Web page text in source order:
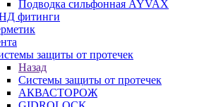
Подводка сильфонная AYVAX
фитинги
защиты от протечек
Назад
Системы защиты от протечек
АКВАСТОРОЖ